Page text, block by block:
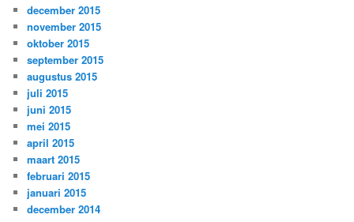
december 2015
november 2015
oktober 2015
september 2015
augustus 2015
juli 2015
juni 2015
mei 2015
april 2015
maart 2015
februari 2015
januari 2015
december 2014